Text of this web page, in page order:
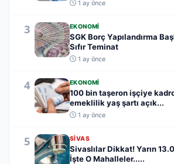
1 ay önce
3 EKONOMI
SGK Borç Yapılandırma
Sıfır Teminat
1 ay önce
4 EKONOMI
100 bin taşeron işçiye
emeklilik yaş şartı açık...
1 ay önce
5 SIVAS
Sivaslılar Dikkat! Yarın
İşte O Mahalleler.....